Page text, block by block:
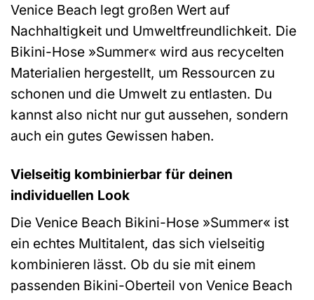
Venice Beach legt großen Wert auf
Nachhaltigkeit und Umweltfreundlichkeit. Die
Bikini-Hose »Summer« wird aus recycelten
Materialien hergestellt, um Ressourcen zu
schonen und die Umwelt zu entlasten. Du
kannst also nicht nur gut aussehen, sondern
auch ein gutes Gewissen haben.
Vielseitig kombinierbar für deinen
individuellen Look
Die Venice Beach Bikini-Hose »Summer« ist
ein echtes Multitalent, das sich vielseitig
kombinieren lässt. Ob du sie mit einem
passenden Bikini-Oberteil von Venice Beach